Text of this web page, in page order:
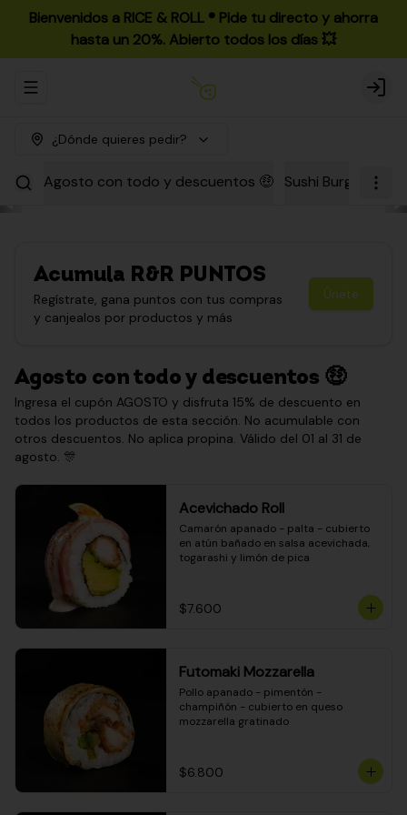
Bienvenidos a RICE & ROLL ®️ Pide tu directo y ahorra
hasta un 20%. Abierto todos los días 💥
Abrir menu de navegación Login
¿Dónde quieres pedir?
Agosto con todo y descuentos 🤑 Sushi Burgers
Acumula R&R PUNTOS
Regístrate, gana puntos con tus compras
y canjealos por productos y más
Únete
Agosto con todo y descuentos 🤑
Ingresa el cupón AGOSTO y disfruta 15% de descuento en
todos los productos de esta sección. No acumulable con
otros descuentos. No aplica propina. Válido del 01 al 31 de
agosto. 🎊
Acevichado Roll
Camarón apanado - palta - cubierto
en atún bañado en salsa acevichada,
togarashi y limón de pica
$7.600
Futomaki Mozzarella
Pollo apanado - pimentón -
champiñón - cubierto en queso
mozzarella gratinado
$6.800